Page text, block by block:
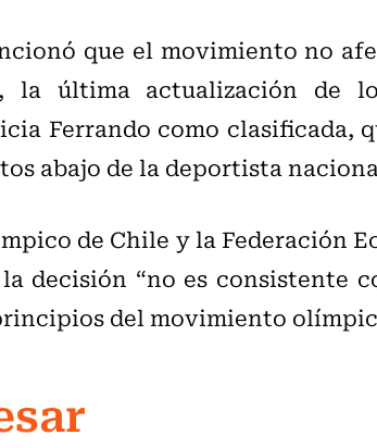
que el movimiento no
la última actualización de
Ferrando como clasificada,
abajo de la deportista
de Chile y la Federación
decisión “no es consistente
del movimiento